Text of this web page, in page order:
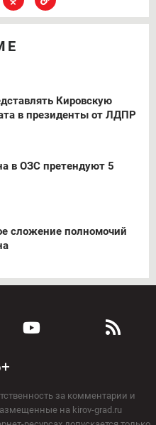
Кировскую
в президенты от ЛДПР
в ОЗС претендуют 5
сложение полномочий
за комментарии и
на kirov-grad.ru